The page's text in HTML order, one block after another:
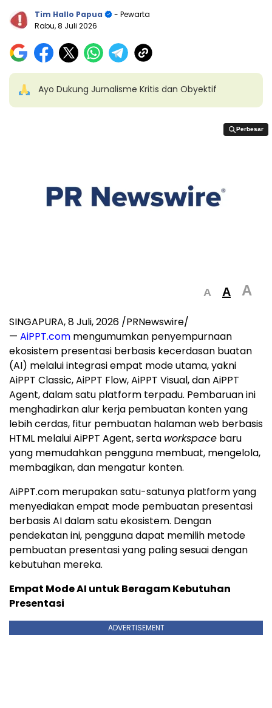
Tim Hallo Papua
- Pewarta
Rabu, 8 Juli 2026
Ayo Dukung Jurnalisme Kritis dan Obyektif
Perbesar
Perbesar
A A A
SINGAPURA,8 Juli, 2026 /PRNewswire/
— AiPPT.com mengumumkan penyempurnaan
ekosistem presentasi berbasis kecerdasan buatan
(AI) melalui integrasi empat mode utama, yakni
AiPPT Classic, AiPPT Flow, AiPPT Visual, dan AiPPT
Agent, dalam satu platform terpadu. Pembaruan ini
menghadirkan alur kerja pembuatan konten yang
lebih cerdas, fitur pembuatan halaman web berbasis
HTML melalui AiPPT Agent, serta workspace baru
yang memudahkan pengguna membuat, mengelola,
membagikan, dan mengatur konten.
AiPPT.com merupakan satu-satunya platform yang
menyediakan empat mode pembuatan presentasi
berbasis AI dalam satu ekosistem. Dengan
pendekatan ini, pengguna dapat memilih metode
pembuatan presentasi yang paling sesuai dengan
kebutuhan mereka.
Empat Mode AI untuk Beragam Kebutuhan
Presentasi
ADVERTISEMENT